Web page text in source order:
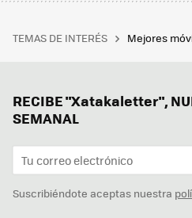
TEMAS DE INTERÉS Mejores
RECIBE "Xatakaletter",
SEMANAL
Suscribiéndote aceptas nuestra